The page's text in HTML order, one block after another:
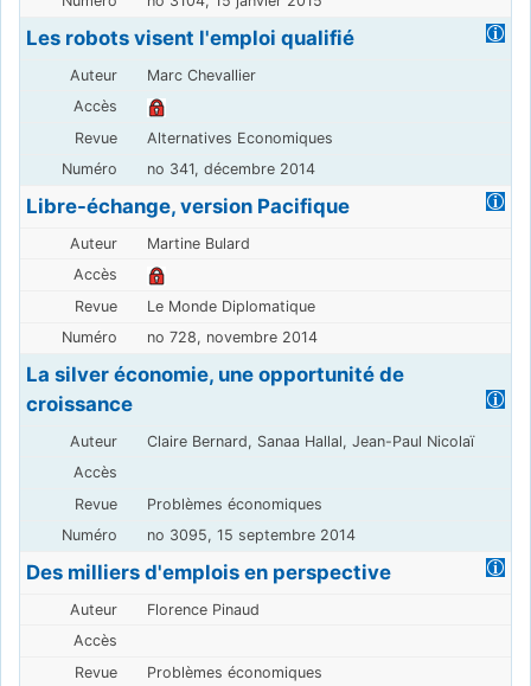
Les robots visent l'emploi qualifié
Marc Chevallier
Alternatives Economiques
no 341, décembre 2014
Libre-échange, version Pacifique
Martine Bulard
Le Monde Diplomatique
no 728, novembre 2014
La silver économie, une opportunité de
croissance
Claire Bernard, Sanaa Hallal, Jean-Paul Nicolaï
Problèmes économiques
no 3095, 15 septembre 2014
Des milliers d'emplois en perspective
Florence Pinaud
Problèmes économiques